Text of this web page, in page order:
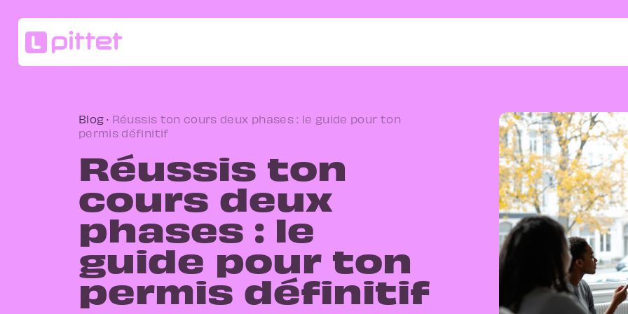
Blog · Réussis ton cours deux phases : le guide pour ton
permis définitif
Réussis ton
cours deux
phases : le
guide pour ton
permis définitif